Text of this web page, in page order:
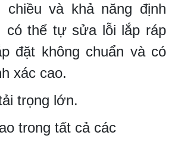
chiều và khả năng định
có thể tự sửa lỗi lắp ráp
đặt không chuẩn và có
xác cao.
trọng lớn.
trong tất cả các